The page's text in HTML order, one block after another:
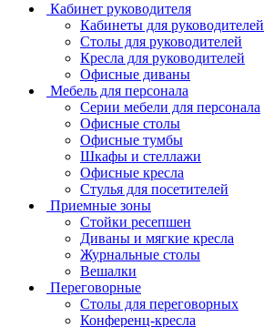
Кабинет руководителя
Кабинеты для руководителей
Столы для руководителей
Кресла для руководителей
Офисные диваны
Мебель для персонала
Серии мебели для персонала
Офисные столы
Офисные тумбы
Шкафы и стеллажи
Офисные кресла
Стулья для посетителей
Приемные зоны
Стойки ресепшен
Диваны и мягкие кресла
Журнальные столы
Вешалки
Переговорные
Столы для переговорных
Конференц-кресла